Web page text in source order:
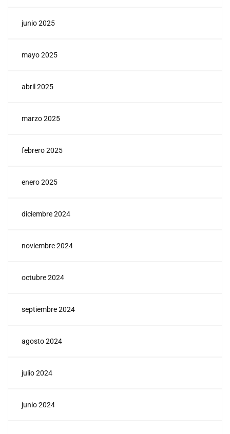
junio 2025
mayo 2025
abril 2025
marzo 2025
febrero 2025
enero 2025
diciembre 2024
noviembre 2024
octubre 2024
septiembre 2024
agosto 2024
julio 2024
junio 2024